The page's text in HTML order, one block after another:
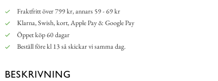
Fraktfritt över 799 kr, annars 59 - 69 kr
Klarna, Swish, kort, Apple Pay & Google Pay
Öppet köp 60 dagar
Beställ före kl 13 så skickar vi samma dag.
BESKRIVNING